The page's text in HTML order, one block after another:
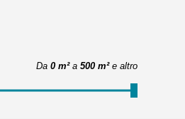
Da 0 m² a 500 m² e altro